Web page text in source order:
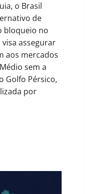
o Brasil
de
bloqueio no
assegurar
aos mercados
sem a
Golfo Pérsico,
por